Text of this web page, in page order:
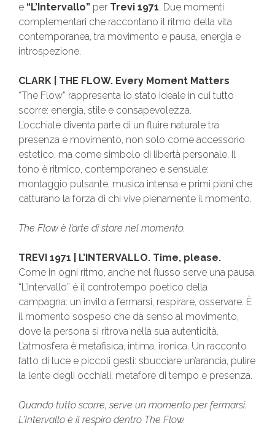
e “L’Intervallo” per Trevi 1971. Due momenti
complementari che raccontano il ritmo della vita
contemporanea, tra movimento e pausa, energia e
introspezione.
CLARK | THE FLOW. Every Moment Matters
“The Flow” rappresenta lo stato ideale in cui tutto
scorre: energia, stile e consapevolezza.
L’occhiale diventa parte di un fluire naturale tra
presenza e movimento, non solo come accessorio
estetico, ma come simbolo di libertà personale. Il
tono è ritmico, contemporaneo e sensuale:
montaggio pulsante, musica intensa e primi piani che
catturano la forza di chi vive pienamente il momento.
The Flow è l’arte di stare nel momento.
TREVI 1971 | L’INTERVALLO. Time, please.
Come in ogni ritmo, anche nel flusso serve una pausa.
“L’Intervallo” è il controtempo poetico della
campagna: un invito a fermarsi, respirare, osservare. È
il momento sospeso che dà senso al movimento,
dove la persona si ritrova nella sua autenticità.
L’atmosfera è metafisica, intima, ironica. Un racconto
fatto di luce e piccoli gesti: sbucciare un’arancia, pulire
la lente degli occhiali, metafore di tempo e presenza.
Quando tutto scorre, serve un momento per fermarsi.
L’Intervallo è il respiro dentro The Flow.